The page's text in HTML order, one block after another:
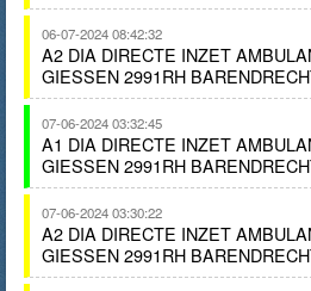
06-07-2024 08:42:32
A2 DIA DIRECTE INZET
GIESSEN 2991RH
07-06-2024 03:32:45
A1 DIA DIRECTE INZET
GIESSEN 2991RH
07-06-2024 03:30:22
A2 DIA DIRECTE INZET
GIESSEN 2991RH